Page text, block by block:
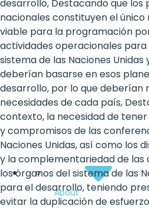
the
heart
of
the
international
agenda
About
desarrollo, Destacando que los
nacionales constituyen el
viable para la programación
actividades operacionales
sistema de las Naciones
deberían basarse en esos
desarrollo, por lo que deberían
necesidades de cada país,
contexto, la necesidad de
y compromisos de las
Naciones Unidas, así como los
y la complementariedad de las
los órganos del sistema de las
para el desarrollo, teniendo
evitar la duplicación de